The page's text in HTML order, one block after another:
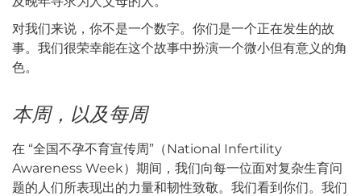
对我们来说，你不是一个数字。你们是一个正在发生的故
事。我们很荣幸能在这个故事中扮演一个微小但有意义的角
色。
本周，以及每周
在 “全国不孕不育宣传周”（National Infertility
Awareness Week）期间，我们向每一位面对复杂生育问
题的人们所表现出的力量和韧性致敬。我们看到你们。我们